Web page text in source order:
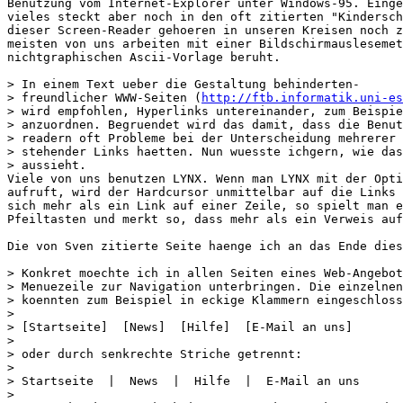
Benutzung vom Internet-Explorer unter Windows-95.
vieles steckt aber noch in den oft zitierten
dieser Screen-Reader gehoeren in unseren Kreisen
meisten von uns arbeiten mit einer
nichtgraphischen Ascii-Vorlage beruht.
> In einem Text ueber die Gestaltung behinderten-
> freundlicher WWW-Seiten ( http://ftb.informatik.uni-